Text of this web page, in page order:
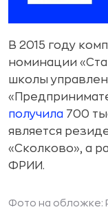
В 2015 году
номинации
школы
получила 700
является
«Сколково», а
ФРИИ.
Фото на обложке: